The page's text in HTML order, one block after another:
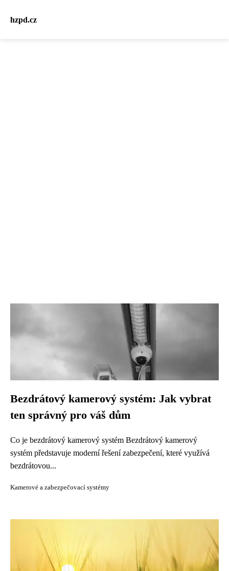
hzpd.cz
Bezdrátový kamerový systém: Jak vybrat
ten správný pro váš dům
Co je bezdrátový kamerový systém Bezdrátový kamerový
systém představuje moderní řešení zabezpečení, které využívá
bezdrátovou...
Kamerové a zabezpečovací systémy